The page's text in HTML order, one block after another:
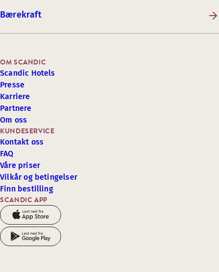
Bærekraft
SCANDIC APP
KUNDESERVICE
Kontakt oss
FAQ
Våre priser
Vilkår og betingelser
Finn bestilling
OM SCANDIC
Scandic Hotels
Presse
Karriere
Partnere
Om oss